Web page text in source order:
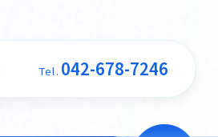
Tel. 042-678-7246